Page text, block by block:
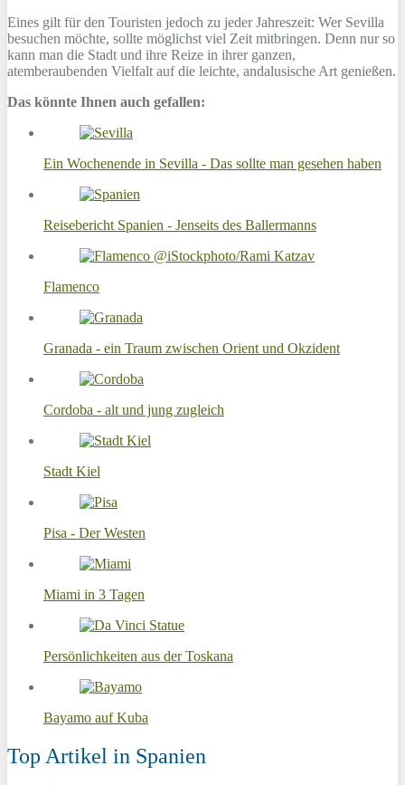
Eines gilt für den Touristen jedoch zu jeder Jahreszeit: Wer Sevilla
besuchen möchte, sollte möglichst viel Zeit mitbringen. Denn nur so
kann man die Stadt und ihre Reize in ihrer ganzen,
atemberaubenden Vielfalt auf die leichte, andalusische Art genießen.
Das könnte Ihnen auch gefallen:
Ein Wochenende in Sevilla - Das sollte man gesehen haben
Reisebericht Spanien - Jenseits des Ballermanns
Flamenco
Granada - ein Traum zwischen Orient und Okzident
Cordoba - alt und jung zugleich
Stadt Kiel
Pisa - Der Westen
Miami in 3 Tagen
Persönlichkeiten aus der Toskana
Bayamo auf Kuba
Top Artikel in Spanien